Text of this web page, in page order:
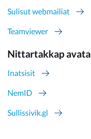
Sulisut webmailiat
Teamviewer
Nittartakkap
Inatsisit
NemID
Sullissivik.gl